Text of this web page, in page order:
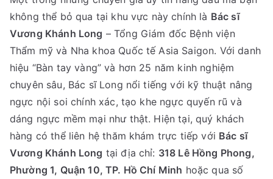
không thể bỏ qua tại khu vực này chính là Bác sĩ
Vương Khánh Long – Tổng Giám đốc Bệnh viện
Thẩm mỹ và Nha khoa Quốc tế Asia Saigon. Với danh
hiệu “Bàn tay vàng” và hơn 25 năm kinh nghiệm
chuyên sâu, Bác sĩ Long nổi tiếng với kỹ thuật nâng
ngực nội soi chính xác, tạo khe ngực quyến rũ và
dáng ngực mềm mại như thật. Hiện tại, quý khách
hàng có thể liên hệ thăm khám trực tiếp với Bác sĩ
Vương Khánh Long tại địa chỉ: 318 Lê Hồng Phong,
Phường 1, Quận 10, TP. Hồ Chí Minh hoặc qua số